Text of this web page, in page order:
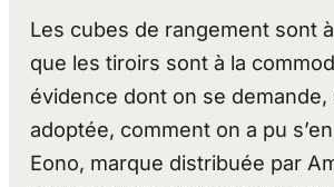
Les cubes de rangement sont
que les tiroirs sont à la
évidence dont on se demande,
adoptée, comment on a pu
Eono, marque distribuée par